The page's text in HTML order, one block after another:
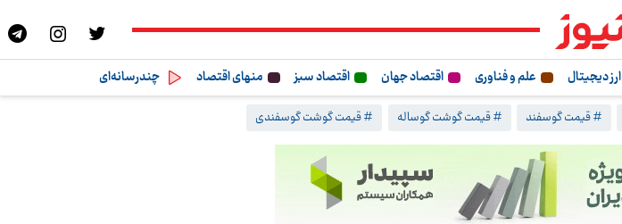
ارز دیجیتال علم و فناوری اقتصاد جهان اقتصاد سبز منهای اقتصاد
چندرسانه‌ای
# قیمت گوسفند # قیمت گوشت گوساله # قیمت گوشت گوسفندی